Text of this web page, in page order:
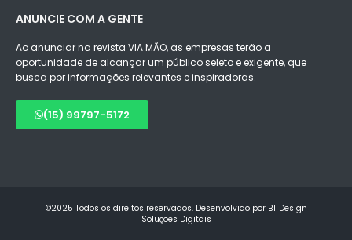
ANUNCIE COM A GENTE
Ao anunciar na revista VIA MÃO, as empresas terão a
oportunidade de alcançar um público seleto e exigente, que
busca por informações relevantes e inspiradoras.
(15) 99797-5172
©2025 Todos os direitos reservados. Desenvolvido por BT Design
Soluções Digitais